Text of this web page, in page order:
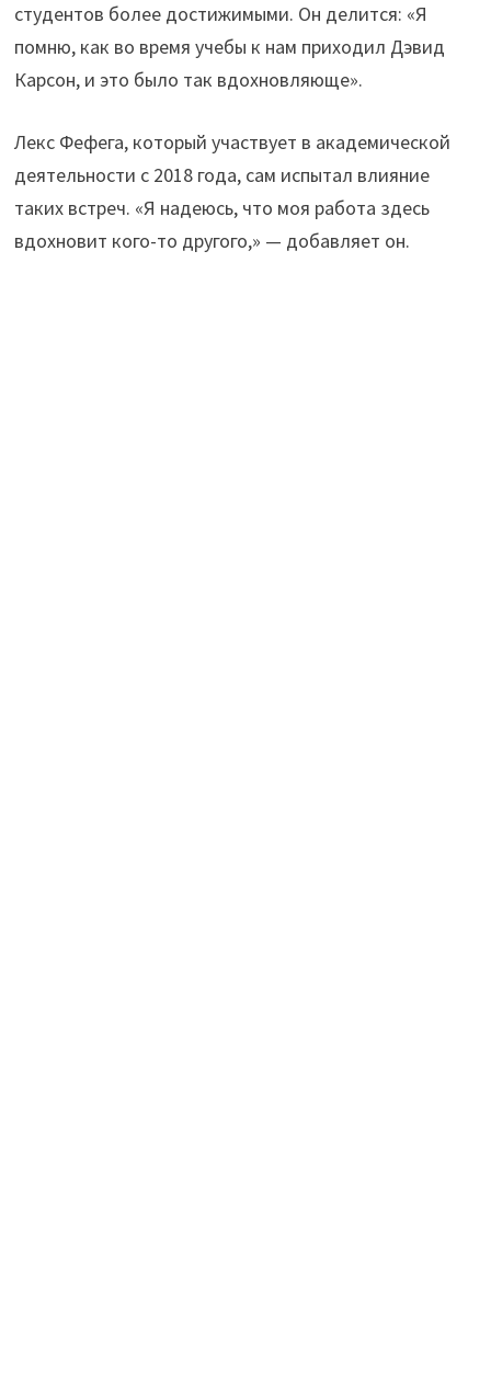
студентов более достижимыми. Он делится: «Я
помню, как во время учебы к нам приходил Дэвид
Карсон, и это было так вдохновляюще».
Лекс Фефега, который участвует в академической
деятельности с 2018 года, сам испытал влияние
таких встреч. «Я надеюсь, что моя работа здесь
вдохновит кого-то другого,» — добавляет он.